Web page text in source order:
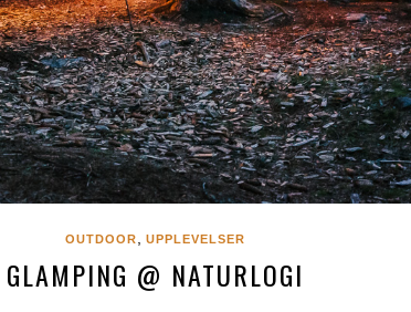
OUTDOOR UPPLEVELSER
GLAMPING @ NATURLOGI